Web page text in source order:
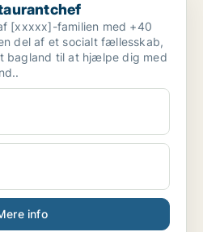
[xxxxx]-familien med +40
del af et socialt fællesskab,
bagland til at hjælpe dig med
info